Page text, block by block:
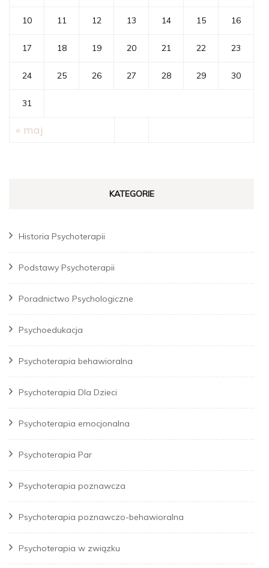
10 11 12 13 14 15 16
17 18 19 20 21 22 23
24 25 26 27 28 29 30
31
« maj
KATEGORIE
Historia Psychoterapii
Podstawy Psychoterapii
Poradnictwo Psychologiczne
Psychoedukacja
Psychoterapia behawioralna
Psychoterapia Dla Dzieci
Psychoterapia emocjonalna
Psychoterapia Par
Psychoterapia poznawcza
Psychoterapia poznawczo-behawioralna
Psychoterapia w związku